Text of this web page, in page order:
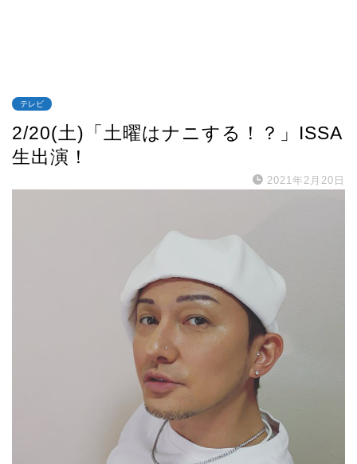
テレビ
2/20(土)「土曜はナニする！？」ISSA
生出演！
2021年2月20日